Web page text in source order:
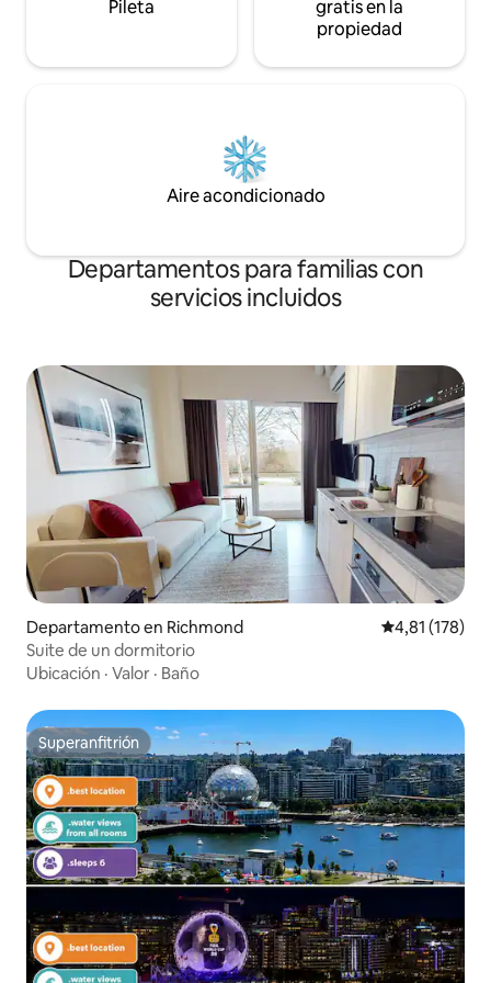
Pileta
gratis en la
propiedad
Aire acondicionado
Departamentos para familias con
servicios incluidos
Departamento en Richmond Calificación
4,81 (178)
Suite de un dormitorio
Ubicación · Valor · Baño
Superanfitrión
Superanfitrión